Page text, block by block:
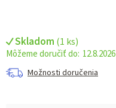
Skladom (1 ks)
12.8.2026
Možnosti doručenia